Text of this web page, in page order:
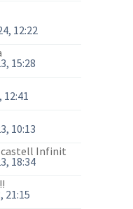
12:22
15:28
12:41
10:13
castell Infinit
18:34
21:15